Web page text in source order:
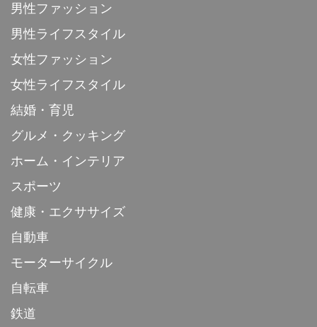
男性ファッション
男性ライフスタイル
女性ファッション
女性ライフスタイル
結婚・育児
グルメ・クッキング
ホーム・インテリア
スポーツ
健康・エクササイズ
自動車
モーターサイクル
自転車
鉄道